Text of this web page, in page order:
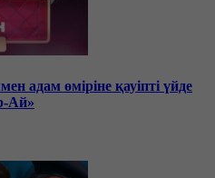
адам өміріне қауіпті үйде
Ай»